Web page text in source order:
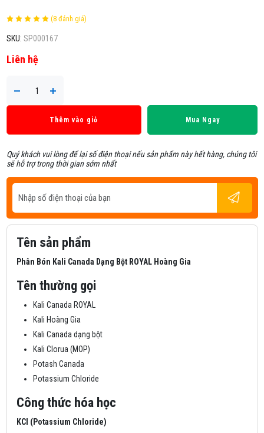
(8 đánh giá)
SKU: SP000167
Liên hệ
Thêm vào giỏ Mua Ngay
Quý khách vui lòng để lại số điện thoại nếu sản phẩm này hết hàng, chúng tôi
sẽ hỗ trợ trong thời gian sớm nhất
Tên sản phẩm
Phân Bón Kali Canada Dạng Bột ROYAL Hoàng Gia
Tên thường gọi
Kali Canada ROYAL
Kali Hoàng Gia
Kali Canada dạng bột
Kali Clorua (MOP)
Potash Canada
Potassium Chloride
Công thức hóa học
KCl (Potassium Chloride)